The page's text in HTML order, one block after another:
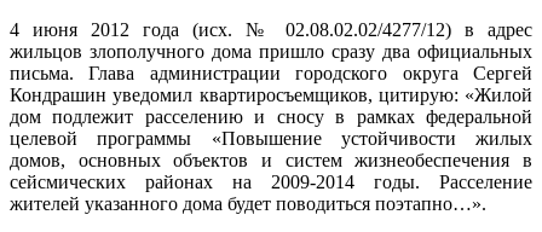
4 июня 2012 года (исх. № 02.08.02.02/4277/12) в адрес
жильцов злополучного дома пришло сразу два официальных
письма. Глава администрации городского округа Сергей
Кондрашин уведомил квартиросъемщиков, цитирую: «Жилой
дом подлежит расселению и сносу в рамках федеральной
целевой программы «Повышение устойчивости жилых
домов, основных объектов и систем жизнеобеспечения в
сейсмических районах на 2009-2014 годы. Расселение
жителей указанного дома будет поводиться поэтапно…».